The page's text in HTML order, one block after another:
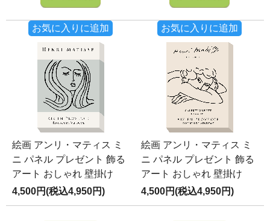
お気に入りに追加 お気に入りに追加
絵画 アンリ・マティス ミ
ニ パネル プレゼント 飾る
アート おしゃれ 壁掛け
4,500円(税込4,950円)
絵画 アンリ・マティス ミ
ニ パネル プレゼント 飾る
アート おしゃれ 壁掛け
4,500円(税込4,950円)